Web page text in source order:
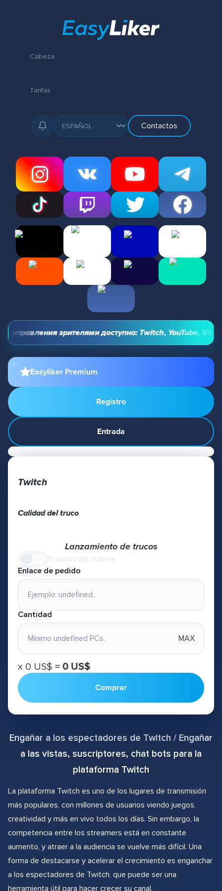
Cabeza
Tarifas
Contactos
управления зрителями доступна: Twitch, YouTube, VK
Easyliker Premium
Registro
Entrada
Twitch
Calidad del truco
Lanzamiento de trucos
Enlace de pedido
Cantidad
MAX
х 0 US$ = 0 US$
Comprar
Engañar a los espectadores de Twitch / Engañar
a las vistas, suscriptores, chat bots para la
plataforma Twitch
La plataforma Twitch es uno de los lugares de transmisión
más populares, con millones de usuarios viendo juegos,
creatividad y más en vivo todos los días. Sin embargo, la
competencia entre los streamers está en constante
aumento, y atraer a la audiencia se vuelve más difícil. Una
forma de destacarse y acelerar el crecimiento es enganchar
a los espectadores de Twitch, que puede ser una
herramienta útil para hacer crecer su canal.